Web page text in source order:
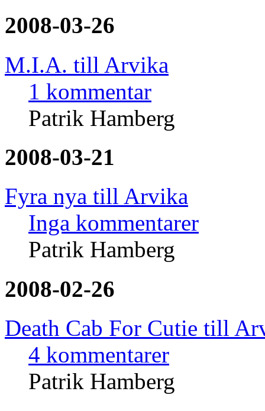
2008-03-26
M.I.A. till Arvika
1 kommentar
Patrik Hamberg
2008-03-21
Fyra nya till Arvika
Inga kommentarer
Patrik Hamberg
2008-02-26
Death Cab For Cutie till
4 kommentarer
Patrik Hamberg